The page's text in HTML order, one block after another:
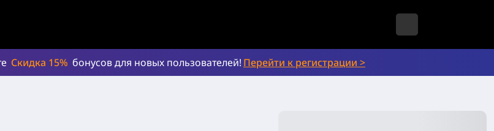
Скидка 15% бонусов для новых пользователей! Перейти к регистрации >